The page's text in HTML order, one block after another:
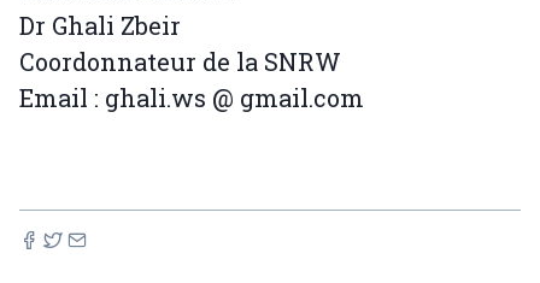
Dr Ghali Zbeir
Coordonnateur de la SNRW
Email : ghali.ws @ gmail.com